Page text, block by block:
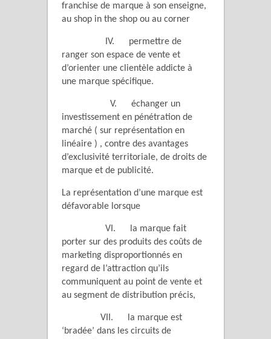
franchise de marque à son enseigne,
au shop in the shop ou au corner
IV. permettre de
ranger son espace de vente et
d’orienter une clientèle addicte à
une marque spécifique.
V. échanger un
investissement en pénétration de
marché ( sur représentation en
linéaire ) , contre des avantages
d’exclusivité territoriale, de droits de
marque et de publicité.
La représentation d’une marque est
défavorable lorsque
VI. la marque fait
porter sur des produits des coûts de
marketing disproportionnés en
regard de l’attraction qu’ils
communiquent au point de vente et
au segment de distribution précis,
VII. la marque est
‘bradée’ dans les circuits de